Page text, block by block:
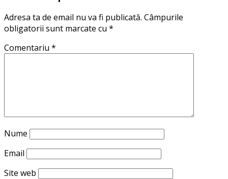
Adresa ta de email nu va fi publicată. Câmpurile
obligatorii sunt marcate cu *
Comentariu *
Nume
Email
Site web